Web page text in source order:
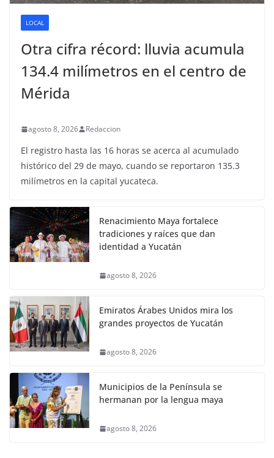
LOCAL
Otra cifra récord: lluvia acumula
134.4 milímetros en el centro de
Mérida
agosto 8, 2026 Redaccion
El registro hasta las 16 horas se acerca al acumulado
histórico del 29 de mayo, cuando se reportaron 135.3
milímetros en la capital yucateca.
Renacimiento Maya fortalece
tradiciones y raíces que dan
identidad a Yucatán
agosto 8, 2026
Emiratos Árabes Unidos mira los
grandes proyectos de Yucatán
agosto 8, 2026
Municipios de la Península se
hermanan por la lengua maya
agosto 8, 2026